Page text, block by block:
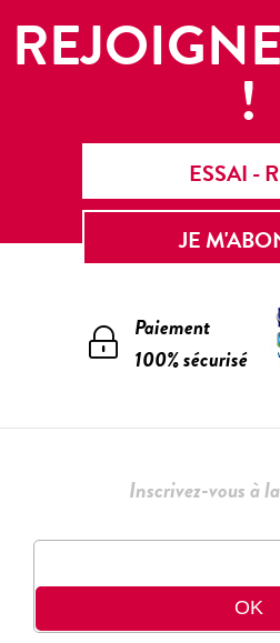
!
ESSAI -
JE
Paiement
100% sécurisé
Inscrivez-vous à